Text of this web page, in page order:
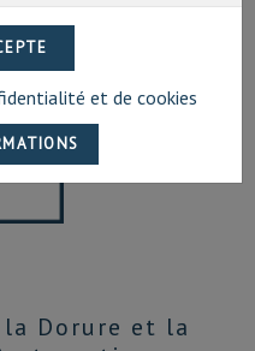
Dorure et la
et de cookies